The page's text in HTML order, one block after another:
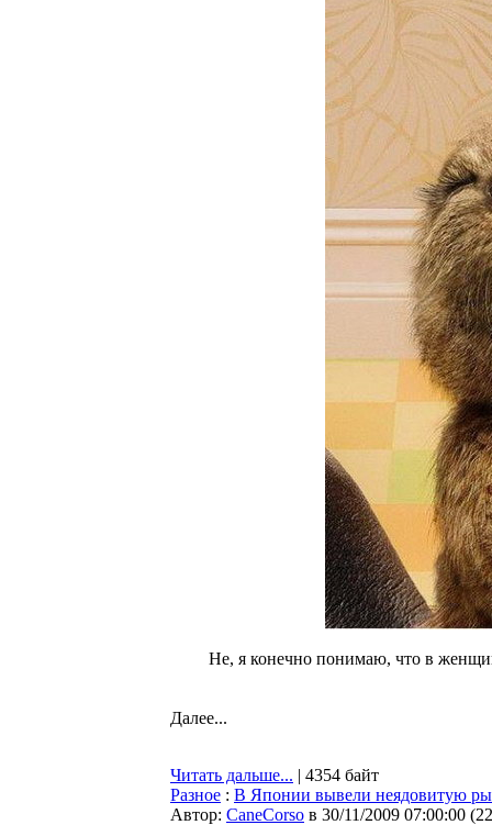
Не, я конечно понимаю, что в
Далее...
Читать дальше... | 4354 байт
Разное : В Японии вывели неядовитую
Автор: CaneCorso в 30/11/2009 07:00:00 (